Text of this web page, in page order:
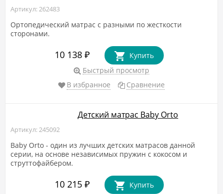
Артикул: 262483
Ортопедический матрас с разными по жесткости
сторонами.
10 138 ₽
Купить
Быстрый просмотр
В избранное
Сравнение
Детский матрас Baby Orto
Артикул: 245092
Baby Orto - один из лучших детских матрасов данной
серии, на основе независимых пружин с кокосом и
струттофайбером.
10 215 ₽
Купить